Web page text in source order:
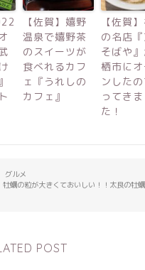
【佐賀】嬉野
温泉で嬉野茶
のスイーツが
食べれるカフ
ェ『うれしの
カフェ』
【佐賀
の名店
そばや
栖市に
ンした
ってき
た！
グルメ
牡蠣の粒が大きくておいしい！！太良の牡
POST